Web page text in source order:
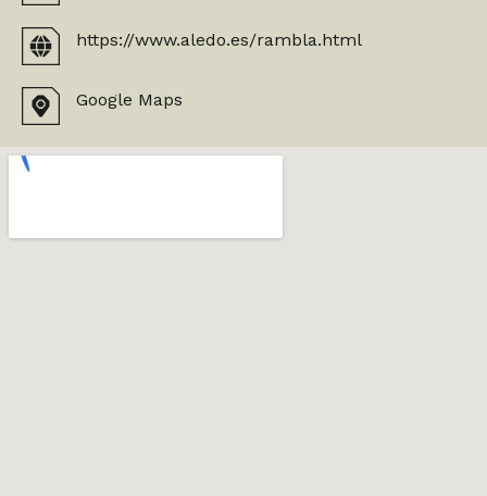
https://www.aledo.es/rambla.html
Google Maps